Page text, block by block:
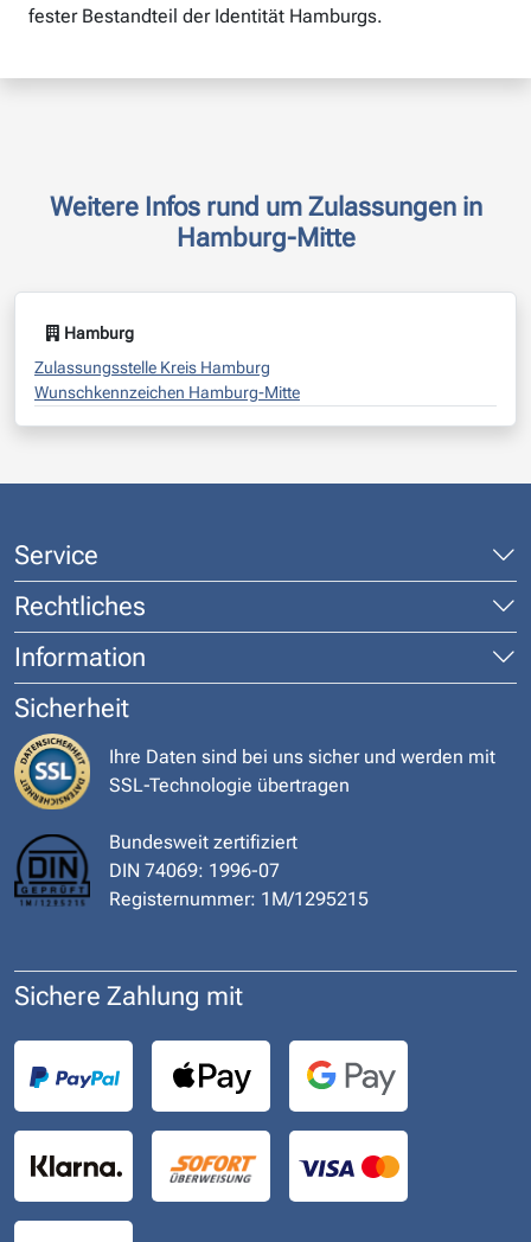
fester Bestandteil der Identität Hamburgs.
Weitere Infos rund um Zulassungen in
Hamburg-Mitte
Hamburg
Zulassungsstelle Kreis Hamburg
Wunschkennzeichen Hamburg-Mitte
Service
Rechtliches
Information
Sicherheit
Ihre Daten sind bei uns sicher und werden mit
SSL-Technologie übertragen
Bundesweit zertifiziert
DIN 74069: 1996-07
Registernummer: 1M/1295215
Sichere Zahlung mit